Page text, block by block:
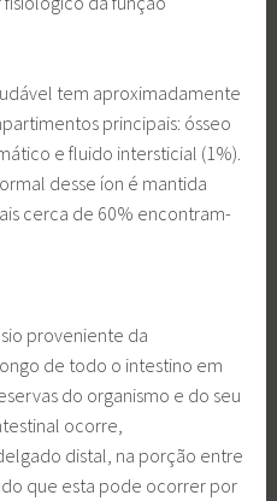
tem aproximadamente
principais: ósseo
e fluido intersticial (1%).
desse íon é mantida
cerca de 60% encontram-
proveniente da
de todo o intestino em
do organismo e do seu
ocorre,
distal, na porção entre
que esta pode ocorrer por